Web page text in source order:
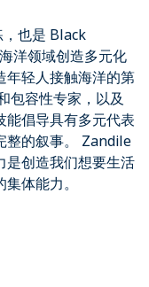
也是 Black
洋领域创造多元化
年轻人接触海洋的第
包容性专家，以及
能倡导具有多元代表
整的叙事。 Zandile
是创造我们想要生活
体能力。